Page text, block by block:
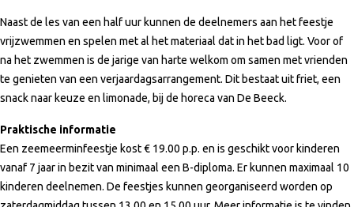
Naast de les van een half uur kunnen de deelnemers aan het feestje
vrijzwemmen en spelen met al het materiaal dat in het bad ligt. Voor of
na het zwemmen is de jarige van harte welkom om samen met vrienden
te genieten van een verjaardagsarrangement. Dit bestaat uit friet, een
snack naar keuze en limonade, bij de horeca van De Beeck.
Praktische informatie
Een zeemeerminfeestje kost € 19.00 p.p. en is geschikt voor kinderen
vanaf 7 jaar in bezit van minimaal een B-diploma. Er kunnen maximaal 10
kinderen deelnemen. De feestjes kunnen georganiseerd worden op